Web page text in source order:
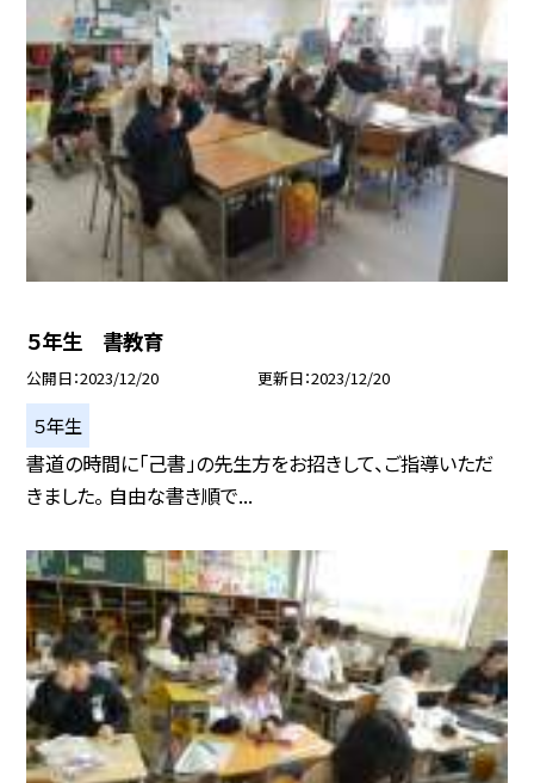
５年生 書教育
公開日 2023/12/20 更新日 2023/12/20
５年生
書道の時間に「己書」の先生方をお招きして、ご指導いただ
きました。 自由な書き順で...